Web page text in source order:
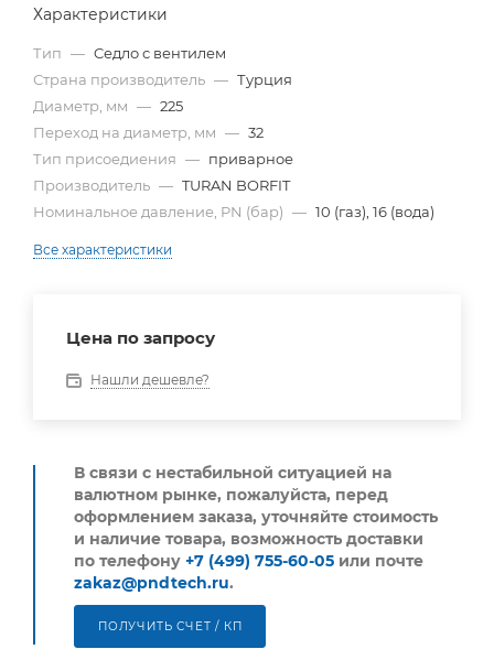
Характеристики
Тип — Cедло с вентилем
Страна производитель — Турция
Диаметр, мм — 225
Переход на диаметр, мм — 32
Тип присоедиения — приварное
Производитель — TURAN BORFIT
Номинальное давление, PN (бар) — 10 (газ), 16 (вода)
Все характеристики
Цена по запросу
Нашли дешевле?
В связи с нестабильной ситуацией на
валютном рынке, пожалуйста, перед
оформлением заказа, уточняйте стоимость
и наличие товара, возможность доставки
по телефону +7 (499) 755-60-05 или почте
zakaz@pndtech.ru.
ПОЛУЧИТЬ СЧЕТ / КП